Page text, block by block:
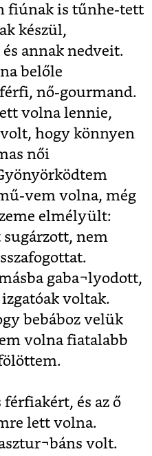
fiúnak is tűnhe-tett
készül,
annak nedveit.
belőle
nő-gourmand.
volna lennie,
hogy könnyen
női
vem volna, még
elmélyült:
sugárzott, nem
gaba¬lyodott,
voltak.
bebáboz velük
volna fiatalabb
és az ő
lett volna.
volt.